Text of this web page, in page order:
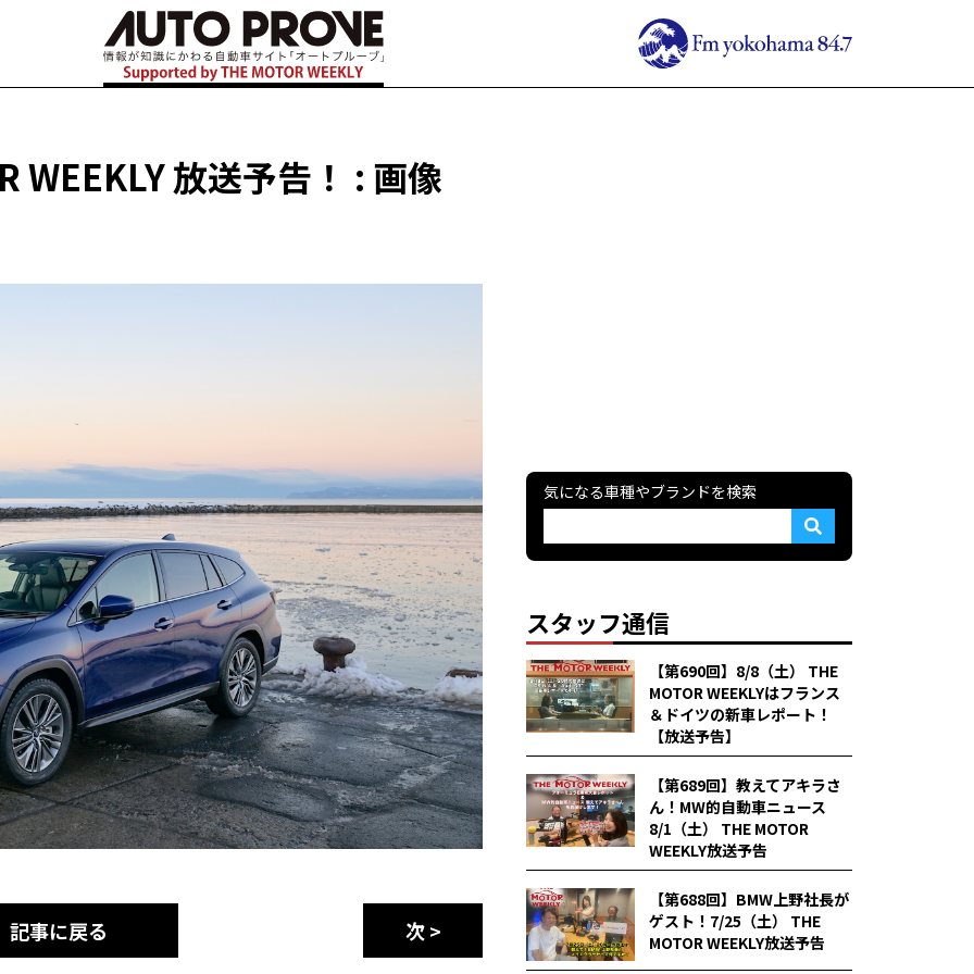
WEEKLY 放送予告！ : 画像
記事に戻る 次 >
気になる車種やブランドを検索
スタッフ通信
【第690回】8/8（土） THE
MOTOR WEEKLYはフランス
＆ドイツの新車レポート！
【放送予告】
【第689回】教えてアキラさ
ん！MW的自動車ニュース
8/1（土） THE MOTOR
WEEKLY放送予告
【第688回】BMW上野社長が
ゲスト！7/25（土） THE
MOTOR WEEKLY放送予告